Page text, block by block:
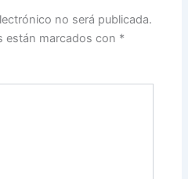
no será publicada.
están marcados con *